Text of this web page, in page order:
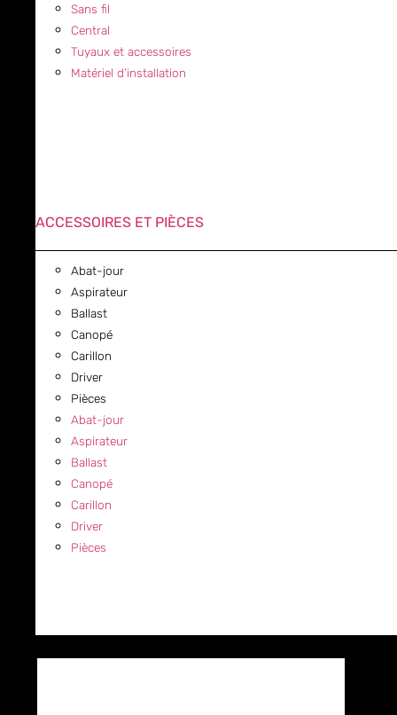
Sans fil
Central
Tuyaux et accessoires
Matériel d’installation
ACCESSOIRES ET PIÈCES
Abat-jour
Aspirateur
Ballast
Canopé
Carillon
Driver
Pièces
Abat-jour
Aspirateur
Ballast
Canopé
Carillon
Driver
Pièces